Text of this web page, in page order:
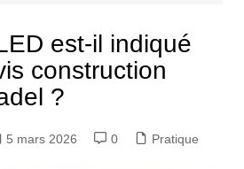
est-il indiqué
construction
?
5 mars 2026 0 Pratique